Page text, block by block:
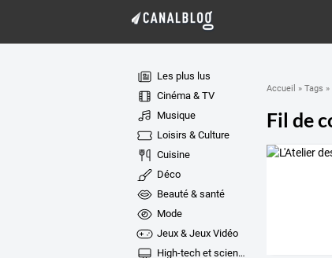
Les plus lus
Cinéma & TV
Musique
Loisirs & Culture
Cuisine
Déco
Beauté & santé
Mode
Jeux & Jeux Vidéo
High-tech et sciences
Accueil » Tags »
Fil de